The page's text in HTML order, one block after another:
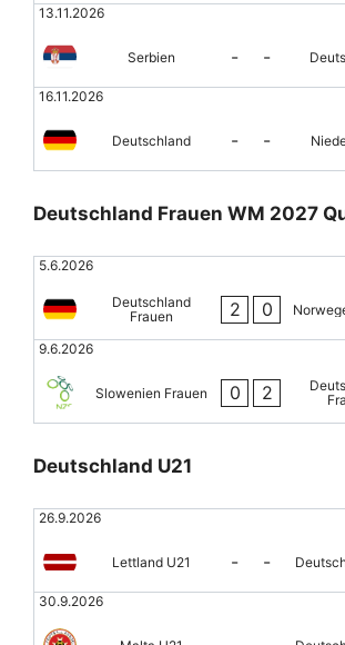
13.11.2026
Serbien - -
16.11.2026
Deutschland - -
Deutschland Frauen WM 2027
5.6.2026
Deutschland
Frauen
2 0
9.6.2026
Slowenien Frauen 0 2
Deutschland U21
26.9.2026
Lettland U21 - -
30.9.2026